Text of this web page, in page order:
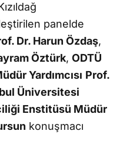
panelde
Dr. Harun Özdaş,
Öztürk, ODTÜ
Yardımcısı Prof.
Üniversitesi
Enstitüsü Müdür
konuşmacı